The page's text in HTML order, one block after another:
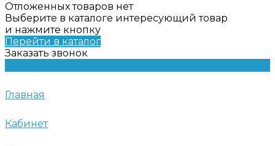
Отложенных товаров нет
Выберите в каталоге интересующий товар
и нажмите кнопку
Перейти в каталог
Заказать звонок
Главная
Кабинет